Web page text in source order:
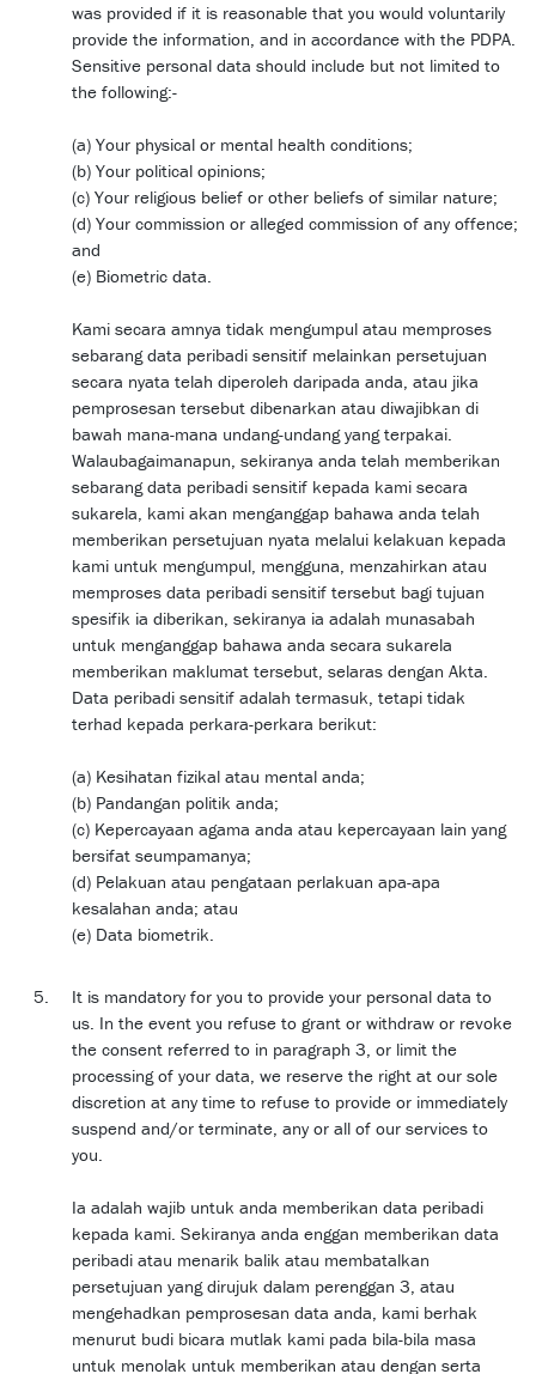
was provided if it is reasonable that you would voluntarily
provide the information, and in accordance with the PDPA.
Sensitive personal data should include but not limited to
the following:-
(a) Your physical or mental health conditions;
(b) Your political opinions;
(c) Your religious belief or other beliefs of similar nature;
(d) Your commission or alleged commission of any offence;
and
(e) Biometric data.
Kami secara amnya tidak mengumpul atau memproses
sebarang data peribadi sensitif melainkan persetujuan
secara nyata telah diperoleh daripada anda, atau jika
pemprosesan tersebut dibenarkan atau diwajibkan di
bawah mana-mana undang-undang yang terpakai.
Walaubagaimanapun, sekiranya anda telah memberikan
sebarang data peribadi sensitif kepada kami secara
sukarela, kami akan menganggap bahawa anda telah
memberikan persetujuan nyata melalui kelakuan kepada
kami untuk mengumpul, mengguna, menzahirkan atau
memproses data peribadi sensitif tersebut bagi tujuan
spesifik ia diberikan, sekiranya ia adalah munasabah
untuk menganggap bahawa anda secara sukarela
memberikan maklumat tersebut, selaras dengan Akta.
Data peribadi sensitif adalah termasuk, tetapi tidak
terhad kepada perkara-perkara berikut:
(a) Kesihatan fizikal atau mental anda;
(b) Pandangan politik anda;
(c) Kepercayaan agama anda atau kepercayaan lain yang
bersifat seumpamanya;
(d) Pelakuan atau pengataan perlakuan apa-apa
kesalahan anda; atau
(e) Data biometrik.
It is mandatory for you to provide your personal data to
us. In the event you refuse to grant or withdraw or revoke
the consent referred to in paragraph 3, or limit the
processing of your data, we reserve the right at our sole
discretion at any time to refuse to provide or immediately
suspend and/or terminate, any or all of our services to
you.
Ia adalah wajib untuk anda memberikan data peribadi
kepada kami. Sekiranya anda enggan memberikan data
peribadi atau menarik balik atau membatalkan
persetujuan yang dirujuk dalam perenggan 3, atau
mengehadkan pemprosesan data anda, kami berhak
menurut budi bicara mutlak kami pada bila-bila masa
untuk menolak untuk memberikan atau dengan serta